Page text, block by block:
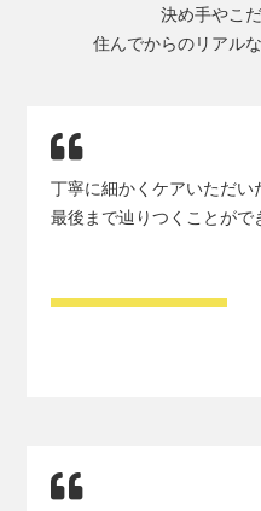
決め手やこ
住んでからのリアル
丁寧に細かくケアいただい
最後まで辿りつくことが